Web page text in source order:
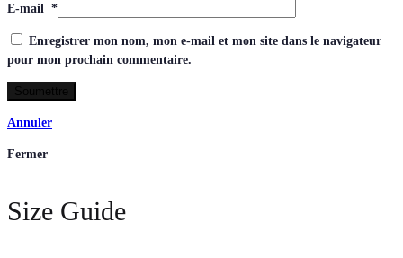
E-mail *
Enregistrer mon nom, mon e-mail et mon site dans le navigateur
pour mon prochain commentaire.
Annuler
Fermer
Size Guide